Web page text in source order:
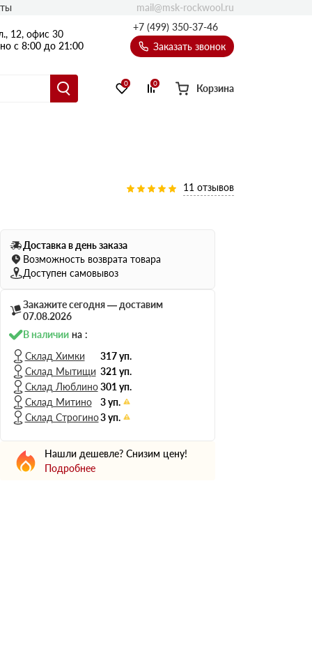
12, офис 30
с 8:00 до 21:00
+7 (499) 350-37-46
Заказать звонок
Ультратонкий
75 мм
100 мм
Н Оптима
Д Оптима
В Оптима
Д Стандарт
Н Экстра
Применение
Для пола
Балкон
Эсктра
Оптима
0 0 Корзина
mail@msk-rockwool.ru
11 отзывов
Доставка в день заказа
Возможность возврата товара
Доступен самовывоз
Закажите сегодня — доставим
07.08.2026
В наличиина :
Склад Химки
317 уп.
Склад Мытищи 321 уп.
Склад Люблино 301 уп.
Склад Митино
3 уп.
Склад Строгино3 уп.
Нашли дешевле? Снизим цену!
Подробнее